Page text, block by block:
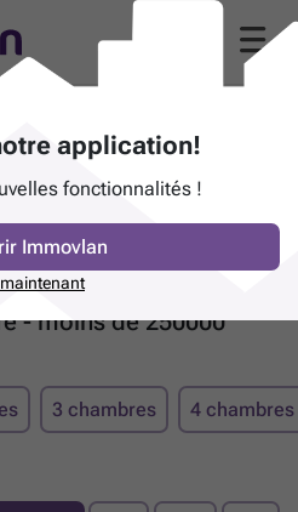
- moins de 250000
3 chambres 4 chambres
application!
fonctionnalités !
Immovlan